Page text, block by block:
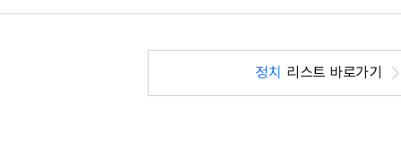
정치 리스트 바로가기